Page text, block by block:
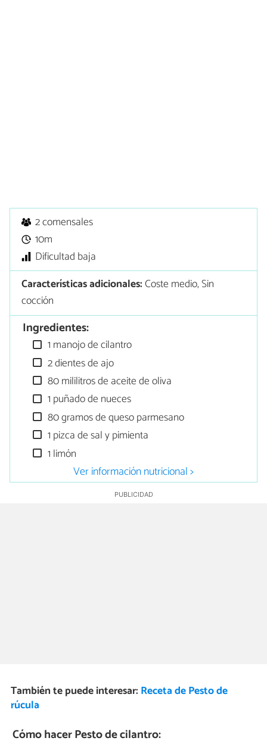
2 comensales
10m
Dificultad baja
Características adicionales:Coste medio, Sin
cocción
Ingredientes:
1 manojo de cilantro
2 dientes de ajo
80 mililitros de aceite de oliva
1 puñado de nueces
80 gramos de queso parmesano
1 pizca de sal y pimienta
1 limón
Ver información nutricional >
También te puede interesar: Receta de Pesto de
rúcula
Cómo hacer Pesto de cilantro: